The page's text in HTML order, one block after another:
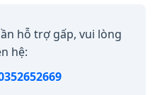
hỗ trợ gấp, vui lòng
hệ: